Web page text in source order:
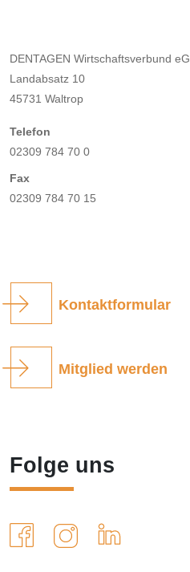
DENTAGEN Wirtschaftsverbund eG
Landabsatz 10
45731 Waltrop
Telefon
02309 784 70 0
Fax
02309 784 70 15
Kontaktformular
Mitglied werden
Folge uns